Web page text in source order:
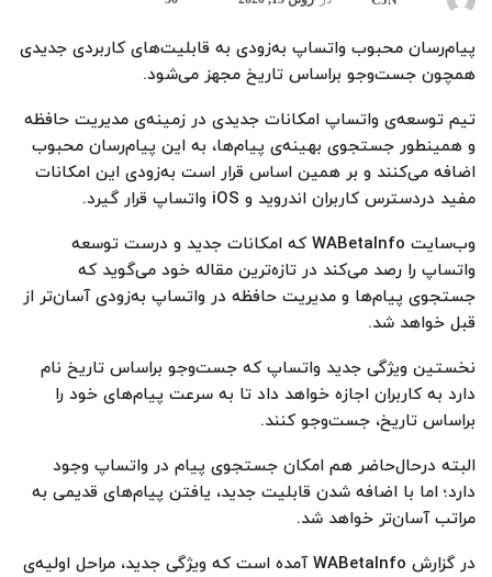
پیام‌رسان محبوب واتساپ به‌زودی به قابلیت‌های کاربردی جدیدی
همچون جست‌وجو براساس تاریخ مجهز می‌شود.
تیم توسعه‌ی واتساپ امکانات جدیدی در زمینه‌ی مدیریت حافظه
و همینطور جستجوی بهینه‌ی پیام‌ها، به این پیام‌رسان محبوب
اضافه می‌کنند و بر همین اساس قرار است به‌زودی این امکانات
مفید دردسترس کاربران اندروید و iOS واتساپ قرار گیرد.
وب‌سایت WABetaInfo که امکانات جدید و درست توسعه
واتساپ را رصد می‌کند در تازه‌ترین مقاله خود می‌گوید که
جستجوی پیام‌ها و مدیریت حافظه در واتساپ به‌زودی آسان‌تر از
قبل خواهد شد.
نخستین ویژگی جدید واتساپ که جست‌وجو براساس تاریخ نام
دارد به کاربران اجازه خواهد داد تا به سرعت پیام‌های خود را
براساس تاریخ، جست‌وجو کنند.
البته درحال‌حاضر هم امکان جستجوی پیام در واتساپ وجود
دارد؛ اما با اضافه شدن قابلیت جدید، یافتن پیام‌های قدیمی به
مراتب آسان‌تر خواهد شد.
در گزارش WABetaInfo آمده است که ویژگی جدید، مراحل اولیه‌ی